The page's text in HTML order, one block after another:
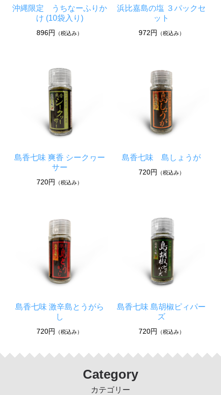
沖縄限定 うちなーふりか
け (10袋入り)
896円 （税込み）
浜比嘉島の塩 ３パックセ
ット
972円 （税込み）
島香七味 爽香 シークヮー
サー
720円 （税込み）
島香七味 島しょうが
720円 （税込み）
島香七味 激辛島とうがら
し
720円 （税込み）
島香七味 島胡椒ピィパー
ズ
720円 （税込み）
Category
カテゴリー